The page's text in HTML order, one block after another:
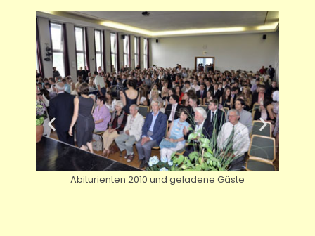
Abiturienten 2010 und geladene Gäste